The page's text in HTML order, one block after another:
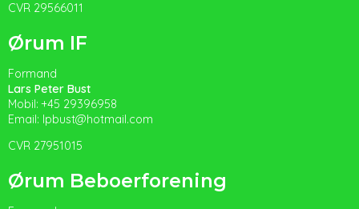
CVR 29566011
Ørum IF
Formand
Lars Peter Bust
Mobil: +45 29396958
Email: lpbust@hotmail.com
CVR 27951015
Ørum Beboerforening